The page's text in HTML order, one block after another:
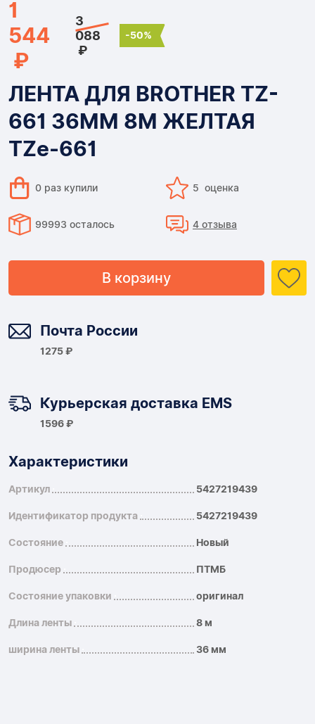
1
544
₽
3
088
₽
-50%
ЛЕНТА ДЛЯ BROTHER TZ-
661 36ММ 8М ЖЕЛТАЯ
TZe-661
0 раз купили 5 оценка
99993 осталось 4 отзыва
В корзину
Почта России
1275 ₽
Курьерская доставка EMS
1596 ₽
Характеристики
Артикул 5427219439
Идентификатор продукта 5427219439
Состояние Новый
Продюсер ПТМБ
Состояние упаковки оригинал
Длина ленты 8 м
ширина ленты 36 мм